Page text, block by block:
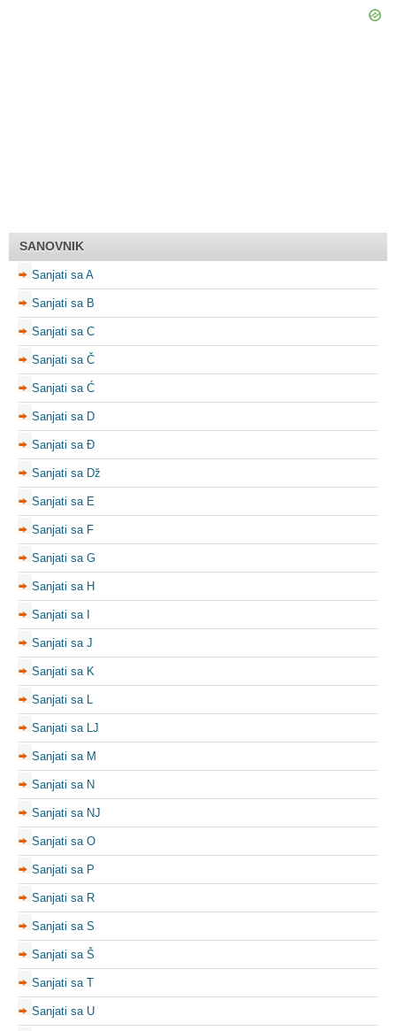
SANOVNIK
Sanjati sa A
Sanjati sa B
Sanjati sa C
Sanjati sa Č
Sanjati sa Ć
Sanjati sa D
Sanjati sa Đ
Sanjati sa Dž
Sanjati sa E
Sanjati sa F
Sanjati sa G
Sanjati sa H
Sanjati sa I
Sanjati sa J
Sanjati sa K
Sanjati sa L
Sanjati sa LJ
Sanjati sa M
Sanjati sa N
Sanjati sa NJ
Sanjati sa O
Sanjati sa P
Sanjati sa R
Sanjati sa S
Sanjati sa Š
Sanjati sa T
Sanjati sa U